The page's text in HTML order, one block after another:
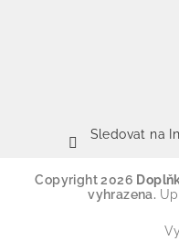
Sledovat na
Copyright 2026
vyhrazena.